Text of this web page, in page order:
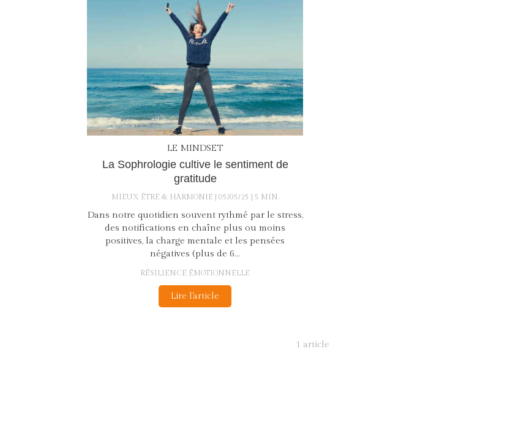
LE MINDSET
La Sophrologie cultive le sentiment de
gratitude
MIEUX ÊTRE & HARMONIE 05/05/25 5 MIN.
Dans notre quotidien souvent rythmé par le stress,
des notifications en chaîne plus ou moins
positives, la charge mentale et les pensées
négatives (plus de 6...
RÉSILIENCE ÉMOTIONNELLE
Lire l'article
1 article